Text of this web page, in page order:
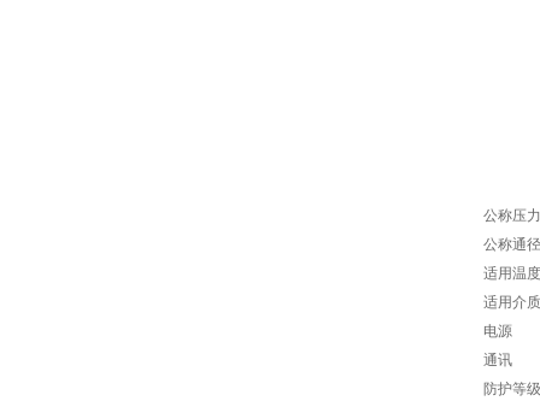
公称压力
公称通径
适用温度
适用介质
电源
通讯
防护等级